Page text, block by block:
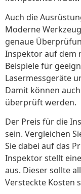
Auch die
Moderne
genaue
Inspektor auf dem
Beispiele für
Lasermessgeräte
Damit können
überprüft werden.
Der Preis für die
sein. Vergleichen
Sie dabei auf das
Inspektor stellt
aus. Dieser sollte
Versteckte Kosten